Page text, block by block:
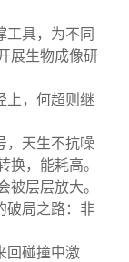
工具，为不同
展生物成像研
上，何超则继
，天生不抗噪
，能耗高。
被层层放大。
破局之路：非
回碰撞中激